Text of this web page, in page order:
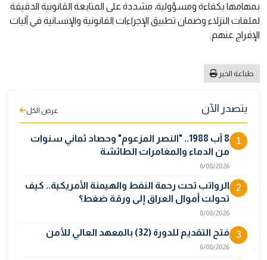
بمهامها بكفاءة ومسؤولية، مشددة على المتابعة القانونية الدقيقة
لملفات النزلاء وضمان تطبيق الإجراءات القانونية والإنسانية في آليات
الإفراج عنهم.
طباعة الخبر
يتصدر الآن عرض الكل
1
8 آب 1988.. "النصر المزعوم" وحصاد ثماني سنوات
من الدماء والمغامرات الطائشة
6/08/2026
2
الرواتب تحت رحمة النفط والهيمنة الأمريكية.. كيف
تحولت أموال العراق إلى ورقة ضغط؟
8/08/2026
3 فتح التقديم للدورة (32) بالمعهد العالي للأمن
6/08/2026